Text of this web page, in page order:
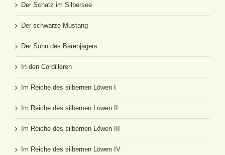
Der Schatz im Silbersee
Der schwarze Mustang
Der Sohn des Bärenjägers
In den Cordilleren
Im Reiche des silbernen Löwen I
Im Reiche des silbernen Löwen II
Im Reiche des silbernen Löwen III
Im Reiche des silbernen Löwen IV